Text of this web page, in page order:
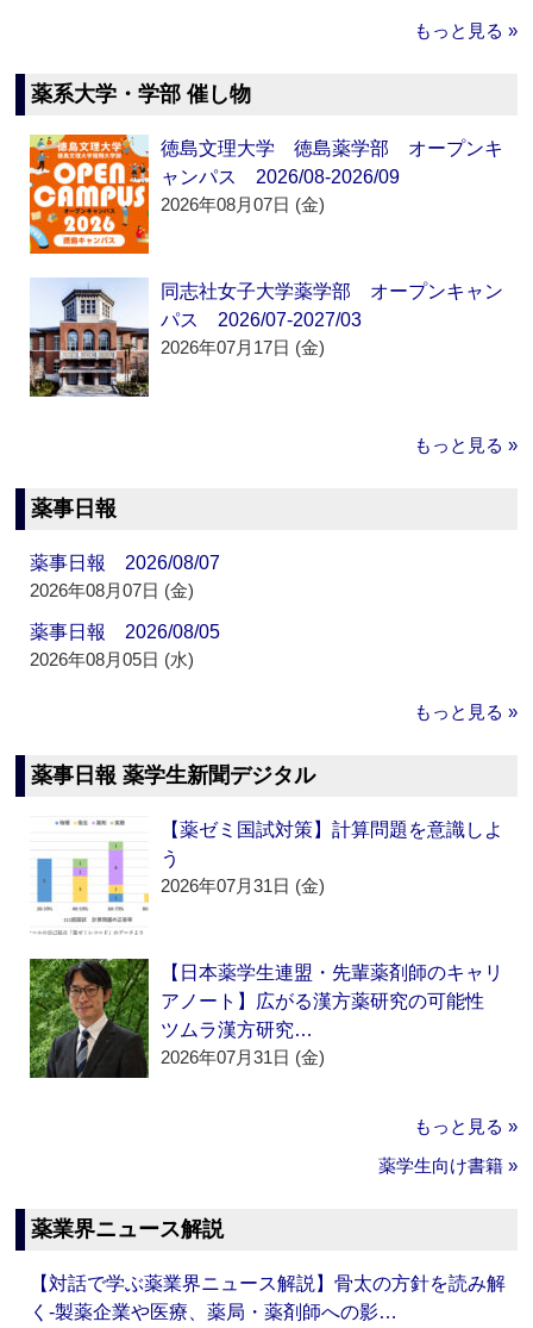
もっと見る »
薬系大学・学部 催し物
徳島文理大学 徳島薬学部 オープンキ
ャンパス 2026/08-2026/09
2026年08月07日 (金)
同志社女子大学薬学部 オープンキャン
パス 2026/07-2027/03
2026年07月17日 (金)
もっと見る »
薬事日報
薬事日報 2026/08/07
2026年08月07日 (金)
薬事日報 2026/08/05
2026年08月05日 (水)
もっと見る »
薬事日報 薬学生新聞デジタル
【薬ゼミ国試対策】計算問題を意識しよ
う
2026年07月31日 (金)
【日本薬学生連盟・先輩薬剤師のキャリ
アノート】広がる漢方薬研究の可能性
ツムラ漢方研究…
2026年07月31日 (金)
もっと見る »
薬学生向け書籍 »
薬業界ニュース解説
【対話で学ぶ薬業界ニュース解説】骨太の方針を読み解
く‐製薬企業や医療、薬局・薬剤師への影…